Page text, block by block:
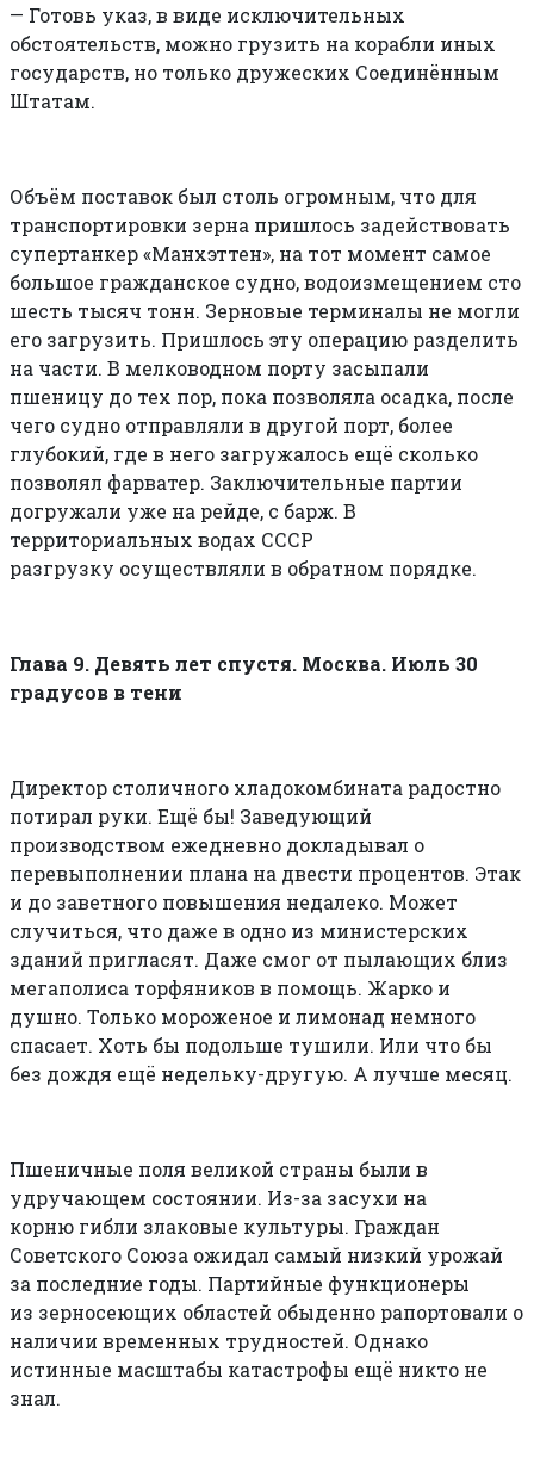
— Готовь указ, в виде исключительных
обстоятельств, можно грузить на корабли иных
государств, но только дружеских Соединённым
Штатам.
Объём поставок был столь огромным, что для
транспортировки зерна пришлось задействовать
супертанкер «Манхэттен», на тот момент самое
большое гражданское судно, водоизмещением сто
шесть тысяч тонн. Зерновые терминалы не могли
его загрузить. Пришлось эту операцию разделить
на части. В мелководном порту засыпали
пшеницу до тех пор, пока позволяла осадка, после
чего судно отправляли в другой порт, более
глубокий, где в него загружалось ещё сколько
позволял фарватер. Заключительные партии
догружали уже на рейде, с барж. В
территориальных водах СССР
разгрузку осуществляли в обратном порядке.
Глава 9. Девять лет спустя. Москва. Июль 30
градусов в тени
Директор столичного хладокомбината радостно
потирал руки. Ещё бы! Заведующий
производством ежедневно докладывал о
перевыполнении плана на двести процентов. Этак
и до заветного повышения недалеко. Может
случиться, что даже в одно из министерских
зданий пригласят. Даже смог от пылающих близ
мегаполиса торфяников в помощь. Жарко и
душно. Только мороженое и лимонад немного
спасает. Хоть бы подольше тушили. Или что бы
без дождя ещё недельку-другую. А лучше месяц.
Пшеничные поля великой страны были в
удручающем состоянии. Из-за засухи на
корню гибли злаковые культуры. Граждан
Советского Союза ожидал самый низкий урожай
за последние годы. Партийные функционеры
из зерносеющих областей обыденно рапортовали о
наличии временных трудностей. Однако
истинные масштабы катастрофы ещё никто не
знал.